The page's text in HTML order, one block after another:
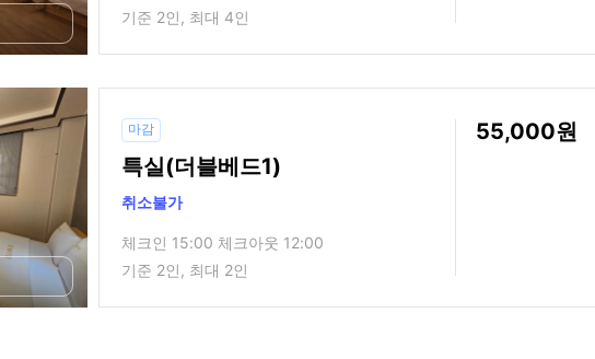
기준 2인, 최대 4인
마감
특실(더블베드1)
취소불가
체크인 15:00 체크아웃 12:00
기준 2인, 최대 2인
55,000